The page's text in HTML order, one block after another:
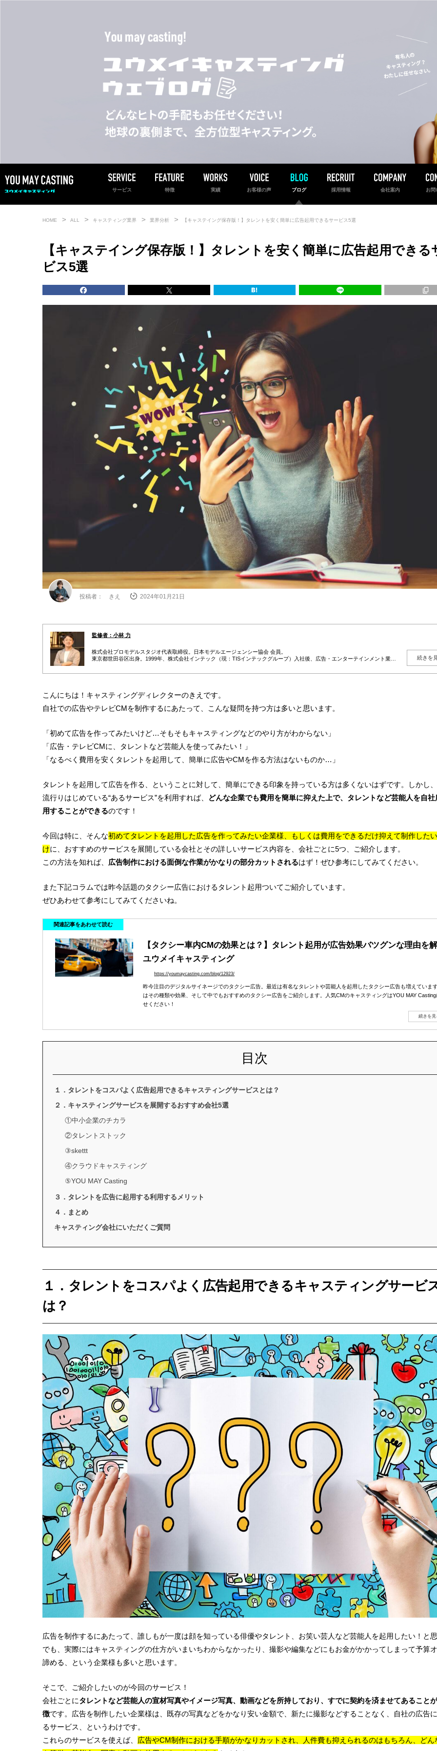
サービス 特徴 実績 お客様の声 ブログ 採用情報 会社案内 お問
HOME ALL キャスティング業界 業界分析 【キャステイング保存版！】タレントを安く簡単に広告起用できるサービス5選
【キャステイング保存版！】タレントを安く簡単に広告起用できる
ビス5選
投稿者： きえ 2024年01月21日
監修者：小林 力
株式会社プロモデルスタジオ代表取締役。日本モデルエージェンシー協会 会員。
東京都世田谷区出身。1999年、株式会社インテック（現：TISインテックグループ）入社後、広告・エンターテインメント業界
デル事務所の取締役も務める。
含めると月間100件超のキャスティング案件を監督。多数案件から得られる実務データをもとに、相場感・成功パターン・リス
ク管理のナレッジ化を推進している。
AIやデータ活用が進む時代においても、「人の感情」や「文脈」を重視し、成果と納得感の両立を大切にしている。
続きを
こんにちは！キャスティングディレクターのきえです。
自社での広告やテレビCMを制作するにあたって、こんな疑問を持つ方は多いと思います。
「初めて広告を作ってみたいけど…そもそもキャスティングなどのやり方がわからない」
「広告・テレビCMに、タレントなど芸能人を使ってみたい！」
「なるべく費用を安くタレントを起用して、簡単に広告やCMを作る方法はないものか…」
タレントを起用して広告を作る、ということに対して、簡単にできる印象を持っている方は多くないはずです。しかし
流行りはじめている“あるサービス”を利用すれば、
どんな企業でも費用を簡単に抑えた上で、タレントなど芸能人を自
用することができるのです！
今回は特に、そんな初めてタレントを起用した広告を作ってみたい企業様、もしくは費用をできるだけ抑えて制作した
けに、おすすめのサービスを展開している会社とその詳しいサービス内容を、会社ごとに5つ、ご紹介します。
この方法を知れば、 広告制作における面倒な作業がかなりの部分カットされるはず！ぜひ参考にしてみてください。
また下記コラムでは昨今話題のタクシー広告におけるタレント起用ついてご紹介しています。
ぜひあわせて参考にしてみてくださいね。
関連記事をあわせて読む
【タクシー車内CMの効果とは？】タレント起用が広告効果バツグンな理由を
ユウメイキャスティング
https://youmaycasting.com/blog/12923/
昨今注目のデジタルサイネージでのタクシー広告。最近は有名なタレントや芸能人を起用したタクシー広告も増えていま
はその種類や効果、そして中でもおすすめのタクシー広告をご紹介します。人気CMのキャスティングはYOU MAY
せください！
続きを見
目次
１．タレントをコスパよく広告起用できるキャスティングサービスとは？
２．キャスティングサービスを展開するおすすめ会社5選
①中小企業のチカラ
②タレントストック
③skettt
④クラウドキャスティング
⑤YOU MAY Casting
３．タレントを広告に起用する利用するメリット
４．まとめ
キャスティング会社にいただくご質問
１．タレントをコスパよく広告起用できるキャスティングサービ
は？
広告を制作するにあたって、誰しもが一度は顔を知っている俳優やタレント、お笑い芸人など芸能人を起用したい！と
でも、実際にはキャスティングの仕方がいまいちわからなかったり、撮影や編集などにもお金がかかってしまって予算
諦める、という企業様も多いと思います。
そこで、ご紹介したいのが今回のサービス！
会社ごとにタレントなど芸能人の宣材写真やイメージ写真、動画などを所持しており、すでに契約を済ませてあること
徴です。広告を制作したい企業様は、既存の写真などをかなり安い金額で、新たに撮影などすることなく、自社の広告
るサービス、というわけです。
これらのサービスを使えば、 広告やCM制作における手順がかなりカットされ、人件費も抑えられるのはもちろん、どん